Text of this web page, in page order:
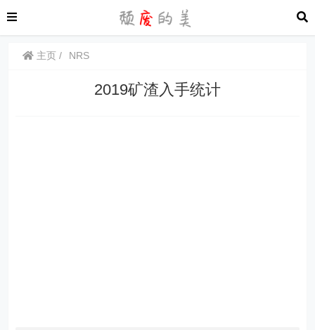
主页 NRS
2019矿渣入手统计